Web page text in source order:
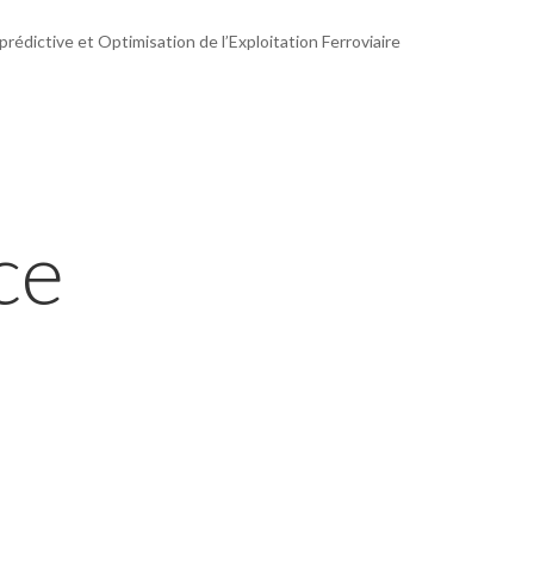
et Optimisation de l’Exploitation Ferroviaire